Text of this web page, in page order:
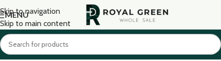
Skip to navigation
Skip to main content
MENU